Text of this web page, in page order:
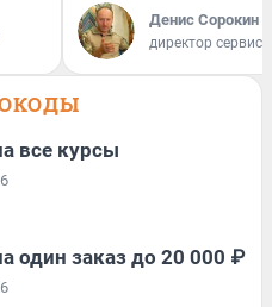
Денис Сорокин
директор
все курсы
один заказ до 20 000 ₽